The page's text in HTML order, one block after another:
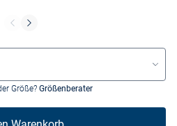
Größe? Größenberater